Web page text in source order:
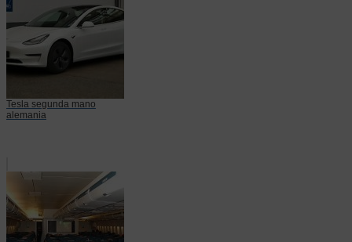
Tesla segunda mano
alemania